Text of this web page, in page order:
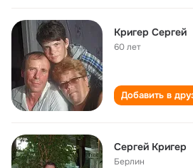
Кригер Сергей
60 лет
Добавить в
Сергей Кригер
Берлин